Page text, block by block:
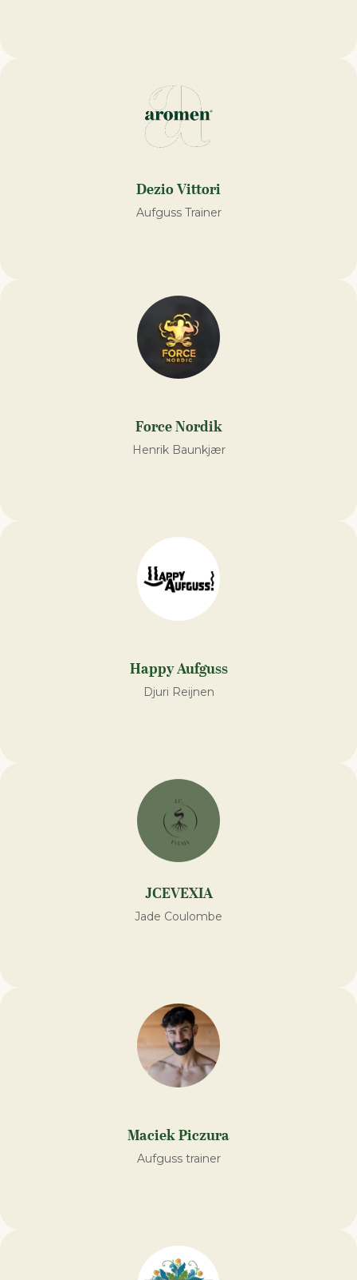
Dezio Vittori
Aufguss Trainer
Force Nordik
Henrik Baunkjær
Happy Aufguss
Djuri Reijnen
JCEVEXIA
Jade Coulombe
Maciek Piczura
Aufguss trainer